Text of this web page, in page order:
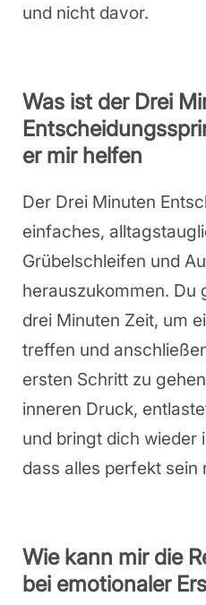
und nicht davor.
Was ist der Drei
er mir helfen
Der Drei Minuten
einfaches,
Grübelschleifen und
herauszukommen. Du
drei Minuten Zeit, um
treffen und
ersten Schritt zu
inneren Druck,
und bringt dich wieder
dass alles perfekt sein
Wie kann mir die
bei emotionaler